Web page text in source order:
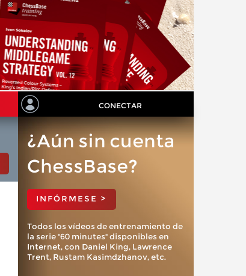
CONECTAR
¿Aún sin cuenta
ChessBase?
INFÓRMESE >
Todos los vídeos de entrenamiento de
la serie "60 minutes" disponibles en
Internet, con Daniel King, Lawrence
Trent, Rustam Kasimdzhanov, etc.